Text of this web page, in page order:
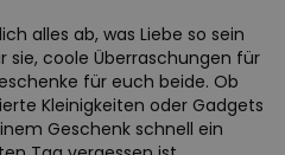
alles ab, was Liebe so sein
sie, coole Überraschungen für
für euch beide. Ob
Kleinigkeiten oder Gadgets
Geschenk schnell ein